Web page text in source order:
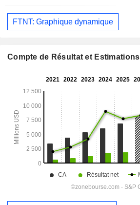
FTNT: Graphique dynamique
Compte de Résultat et Estimations